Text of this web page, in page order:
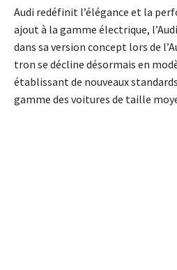
Audi redéfinit l’élégance et la
ajout à la gamme électrique,
dans sa version concept lors de
tron se décline désormais en
établissant de nouveaux
gamme des voitures de taille